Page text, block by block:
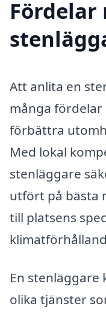
Att anlita en
många
förbättra
Med lokal
stenläggare
utfört på bästa
till platsens
En stenläggare
olika tjänster